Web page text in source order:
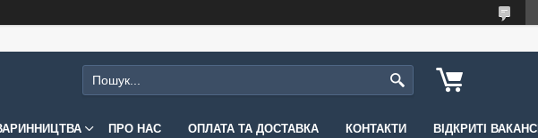
ПРО НАС ОПЛАТА ТА ДОСТАВКА КОНТАКТИ ВІДКРИТІ ВАКАНСІЇ